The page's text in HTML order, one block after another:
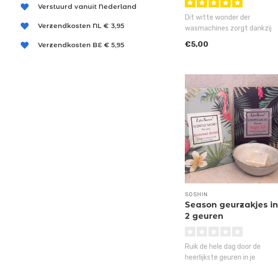
Verstuurd vanuit Nederland
Verzendkosten NL € 3,95
Verzendkosten BE € 5,95
Dit witte wonder der
wasmachines zorgt dankzij
sokk..
€5,00
SOSHIN
Season geurzakjes in
2 geuren
Ruik de hele dag door de
heerlijkste geuren in je